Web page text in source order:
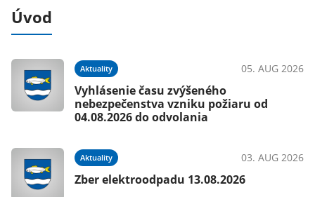
Úvod
Aktuality 05. AUG 2026
Vyhlásenie času zvýšeného
nebezpečenstva vzniku požiaru od
04.08.2026 do odvolania
Aktuality 03. AUG 2026
Zber elektroodpadu 13.08.2026